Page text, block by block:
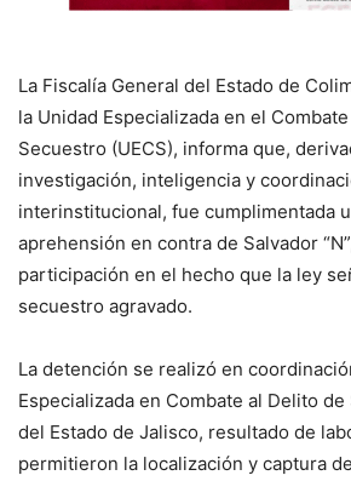
La Fiscalía General del Estado de
la Unidad Especializada en el
Secuestro (UECS), informa que,
investigación, inteligencia y
interinstitucional, fue cumplimentada
aprehensión en contra de Salvador
participación en el hecho que la ley
secuestro agravado.
La detención se realizó en
Especializada en Combate al Delito de
del Estado de Jalisco, resultado de
permitieron la localización y captura